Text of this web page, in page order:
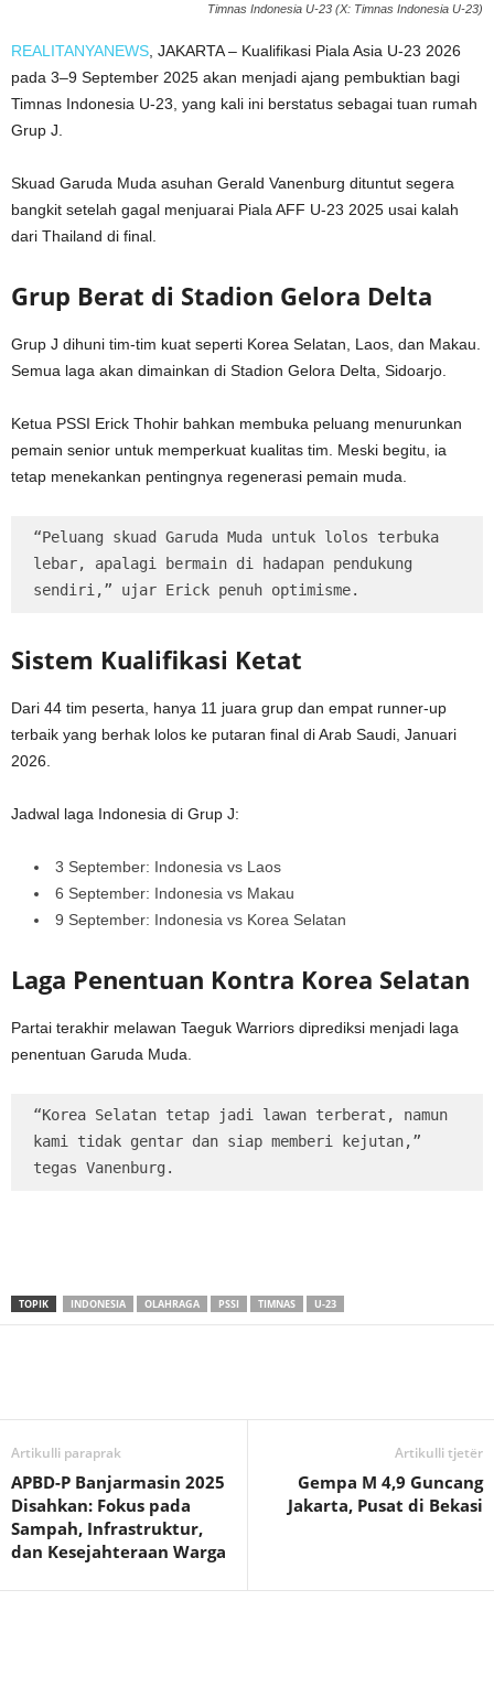
Timnas Indonesia U-23 (X: Timnas Indonesia U-23)
REALITANYANEWS , JAKARTA – Kualifikasi Piala Asia U-23 2026
pada 3–9 September 2025 akan menjadi ajang pembuktian bagi
Timnas Indonesia U-23, yang kali ini berstatus sebagai tuan rumah
Grup J.
Skuad Garuda Muda asuhan Gerald Vanenburg dituntut segera
bangkit setelah gagal menjuarai Piala AFF U-23 2025 usai kalah
dari Thailand di final.
Grup Berat di Stadion Gelora Delta
Grup J dihuni tim-tim kuat seperti Korea Selatan, Laos, dan Makau.
Semua laga akan dimainkan di Stadion Gelora Delta, Sidoarjo.
Ketua PSSI Erick Thohir bahkan membuka peluang menurunkan
pemain senior untuk memperkuat kualitas tim. Meski begitu, ia
tetap menekankan pentingnya regenerasi pemain muda.
“Peluang skuad Garuda Muda untuk lolos terbuka
lebar, apalagi bermain di hadapan pendukung
sendiri,” ujar Erick penuh optimisme.
Sistem Kualifikasi Ketat
Dari 44 tim peserta, hanya 11 juara grup dan empat runner-up
terbaik yang berhak lolos ke putaran final di Arab Saudi, Januari
2026.
Jadwal laga Indonesia di Grup J:
3 September: Indonesia vs Laos
6 September: Indonesia vs Makau
9 September: Indonesia vs Korea Selatan
Laga Penentuan Kontra Korea Selatan
Partai terakhir melawan Taeguk Warriors diprediksi menjadi laga
penentuan Garuda Muda.
“Korea Selatan tetap jadi lawan terberat, namun
kami tidak gentar dan siap memberi kejutan,”
tegas Vanenburg.
TOPIK INDONESIA OLAHRAGA PSSI TIMNAS U-23
Artikulli paraprak
APBD-P Banjarmasin 2025
Disahkan: Fokus pada
Sampah, Infrastruktur,
dan Kesejahteraan Warga
Artikulli tjetër
Gempa M 4,9 Guncang
Jakarta, Pusat di Bekasi